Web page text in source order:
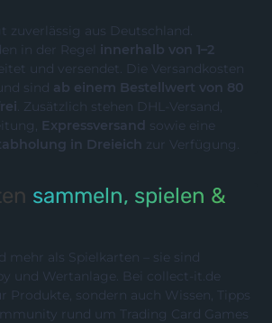
zuverlässig aus Deutschland.
in der Regel innerhalb von 1–2
und versendet. Die Versandkosten
sind ab einem Bestellwert von 80
. Zusätzlich stehen DHL-Versand,
Expressversand sowie eine
in Dreieich zur Verfügung.
sammeln, spielen &
mehr als Spielkarten – sie sind
und Wertanlage. Bei collect-it.de
Produkte, sondern auch Wissen, Tipps
rund um Trading Card Games